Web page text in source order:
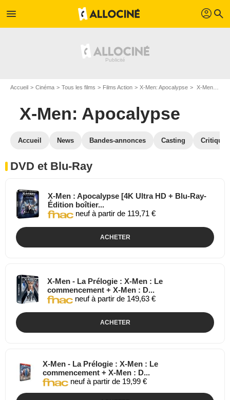
menu profil search
Accueil Cinéma Tous les films Films Action X-Men: Apocalypse X-Men: Apocalypse en DVD Blu Ray
X-Men: Apocalypse
Accueil News Bandes-annonces Casting
DVD et Blu-Ray
X-Men : Apocalypse [4K Ultra HD + Blu-Ray-
Édition boîtier...
neuf à partir de 119,71 €
ACHETER
X-Men - La Prélogie : X-Men : Le
commencement + X-Men : D...
neuf à partir de 149,63 €
ACHETER
X-Men - La Prélogie : X-Men : Le
commencement + X-Men : D...
neuf à partir de 19,99 €